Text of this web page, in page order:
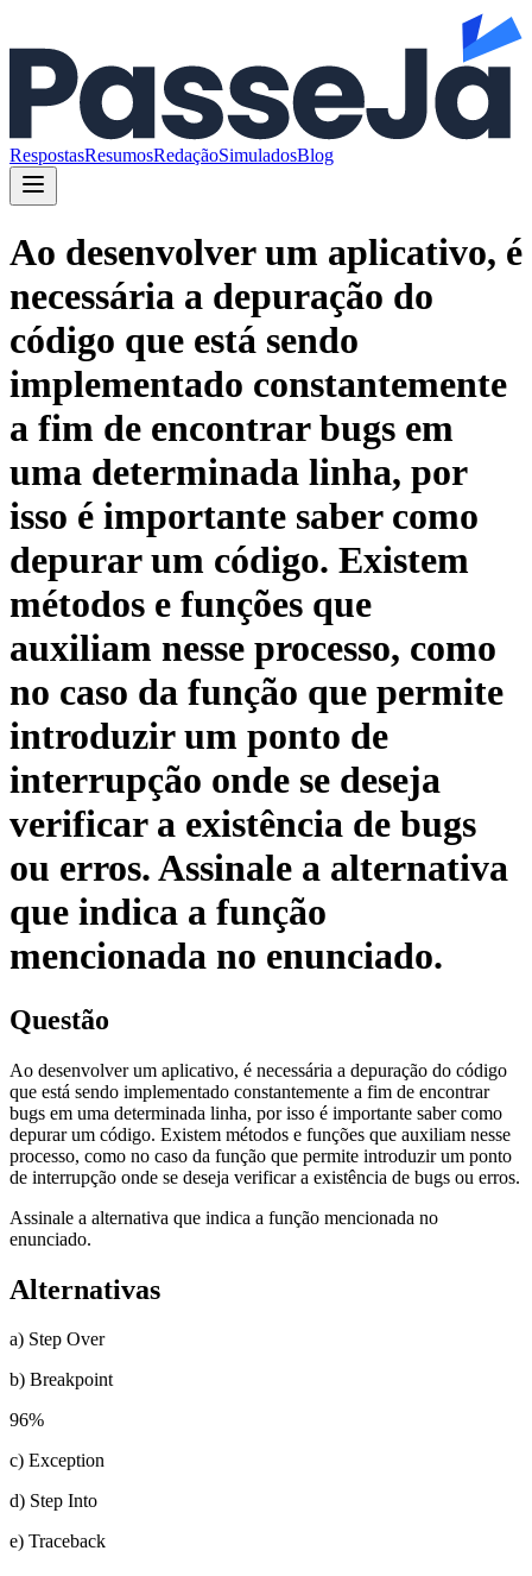
RespostasResumosRedaçãoSimuladosBlog
Ao desenvolver um aplicativo, é
necessária a depuração do
código que está sendo
implementado constantemente
a fim de encontrar bugs em
uma determinada linha, por
isso é importante saber como
depurar um código. Existem
métodos e funções que
auxiliam nesse processo, como
no caso da função que permite
introduzir um ponto de
interrupção onde se deseja
verificar a existência de bugs
ou erros. Assinale a alternativa
que indica a função
mencionada no enunciado.
Questão
Ao desenvolver um aplicativo, é necessária a depuração do código
que está sendo implementado constantemente a fim de encontrar
bugs em uma determinada linha, por isso é importante saber como
depurar um código. Existem métodos e funções que auxiliam nesse
processo, como no caso da função que permite introduzir um ponto
de interrupção onde se deseja verificar a existência de bugs ou erros.
Assinale a alternativa que indica a função mencionada no
enunciado.
Alternativas
a) Step Over
b) Breakpoint
96%
c) Exception
d) Step Into
e) Traceback